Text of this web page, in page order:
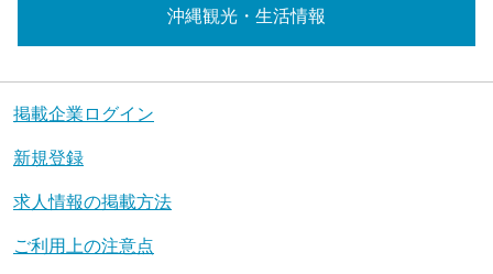
沖縄観光・生活情報
掲載企業ログイン
新規登録
求人情報の掲載方法
ご利用上の注意点